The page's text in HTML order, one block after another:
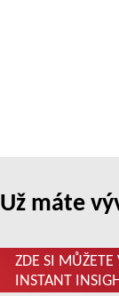
Už máte
ZDE SI
INSTANT